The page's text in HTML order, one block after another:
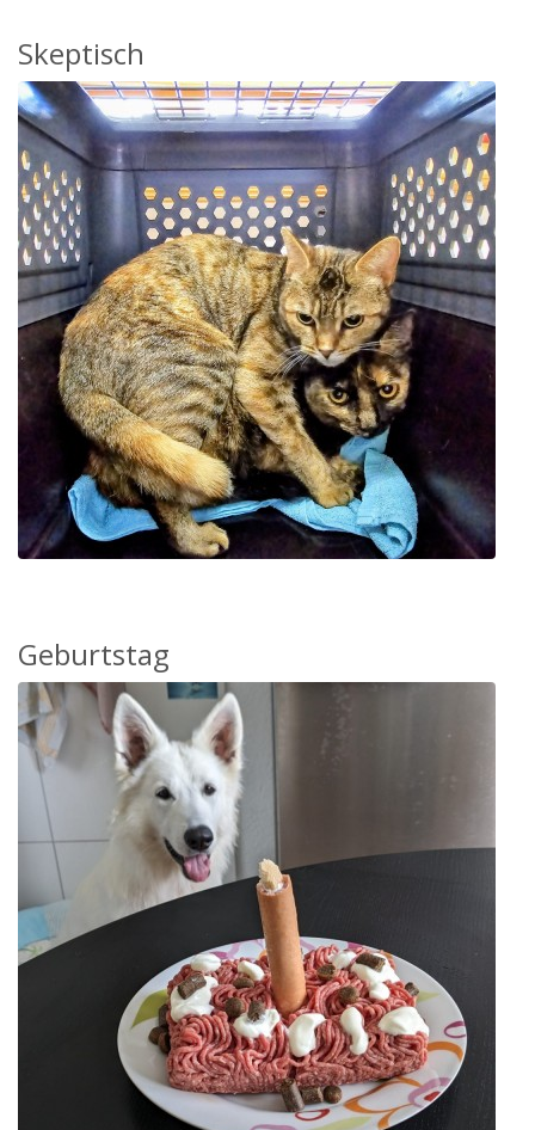
Skeptisch
Geburtstag